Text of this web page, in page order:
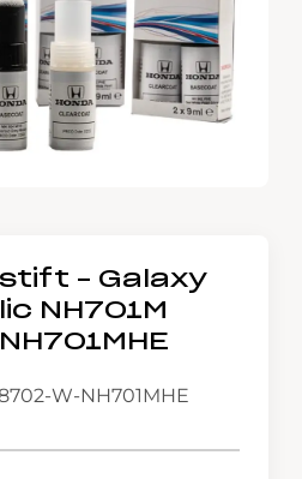
– Galaxy
NH701M
W-NH701MHE